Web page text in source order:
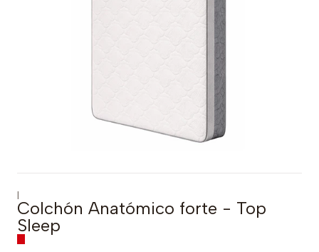
|
Colchón Anatómico forte - Top
Sleep